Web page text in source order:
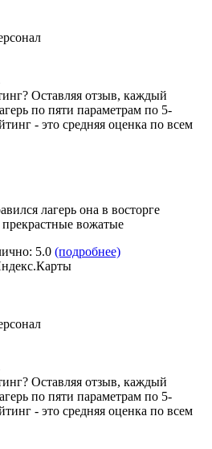
Оставляя отзыв, каждый
по пяти параметрам по 5-
- это средняя оценка по всем
лагерь она в восторге
вожатые
5.0 (подробнее)
Оставляя отзыв, каждый
по пяти параметрам по 5-
- это средняя оценка по всем